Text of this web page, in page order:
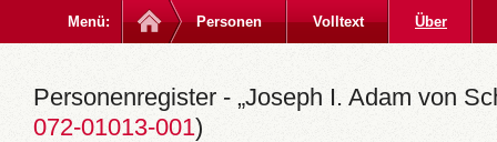
Menü: Personen Volltext Über
Personenregister - „Joseph I. Adam von
072-01013-001)